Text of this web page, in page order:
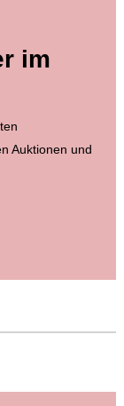
im
Auktionen und